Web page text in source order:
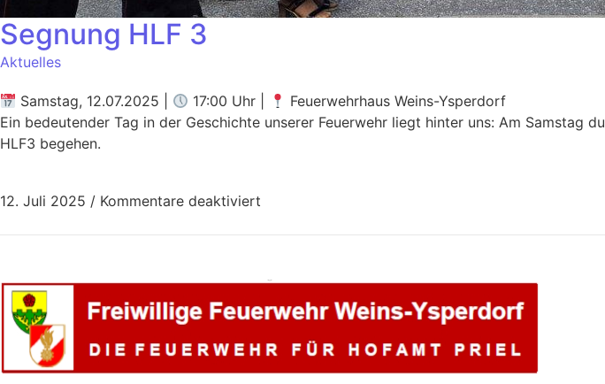
Segnung HLF 3
Aktuelles
Samstag, 12.07.2025 | 17:00 Uhr |
Feuerwehrhaus Weins-Ysperdorf
Ein bedeutender Tag in der Geschichte unserer Feuerwehr liegt hinter uns: Am Samstag
HLF3 begehen.
12. Juli 2025 / Kommentare deaktiviert